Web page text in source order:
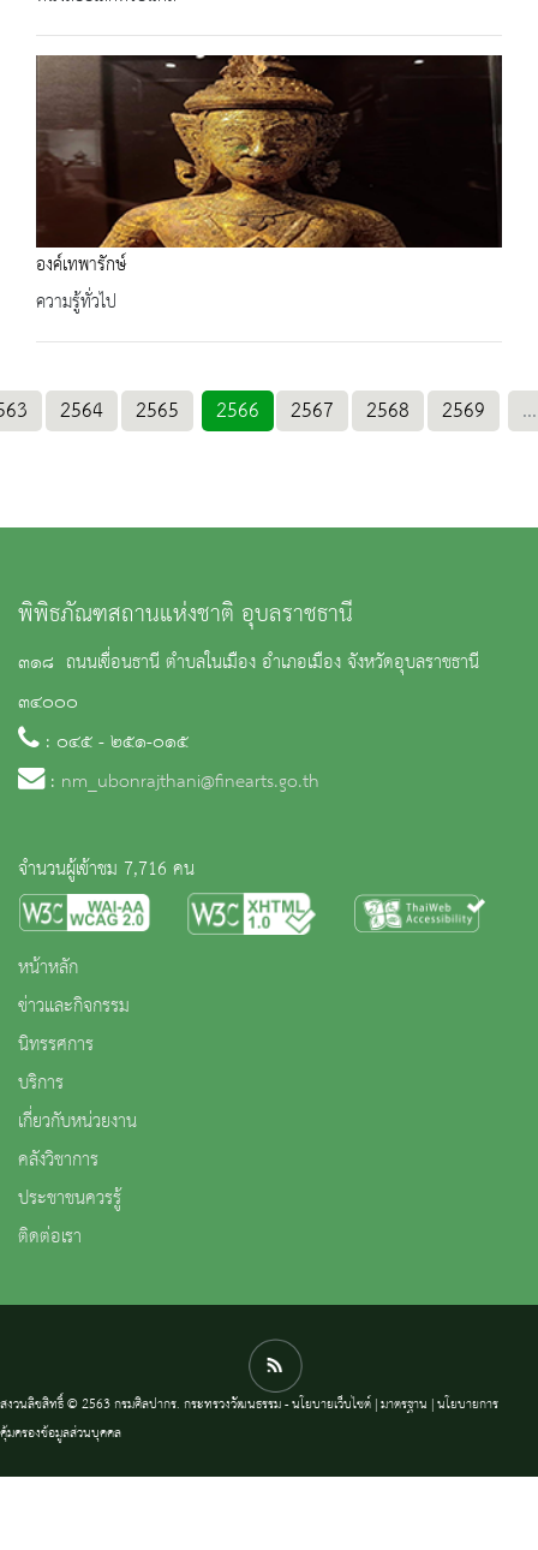
องค์เทพารักษ์
ความรู้ทั่วไป
2564 2565 2566 2567 2568 2569 ...
พิพิธภัณฑสถานแห่งชาติ อุบลราชธานี
๓๑๘ ถนนเขื่อนธานี ตำบลในเมือง อำเภอเมือง จังหวัดอุบลราชธานี
๓๔๐๐๐
: ๐๔๕ - ๒๕๑-๐๑๕
: nm_ubonrajthani@finearts.go.th
จำนวนผู้เข้าชม 7,716 คน
หน้าหลัก
ข่าวและกิจกรรม
นิทรรศการ
บริการ
เกี่ยวกับหน่วยงาน
คลังวิชาการ
ประชาชนควรรู้
ติดต่อเรา
สงวนลิขสิทธิ์ © 2563 กรมศิลปากร. กระทรวงวัฒนธรรม -นโยบายเว็บไซต์|มาตรฐาน |นโยบายการ
คุ้มครองข้อมูลส่วนบุคคล